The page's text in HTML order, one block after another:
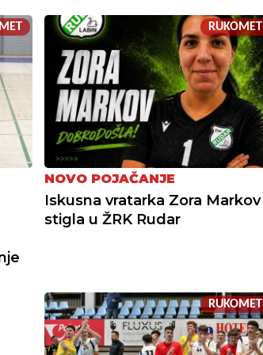
RUKOMET
NOVO POJAČANJE
Iskusna vratarka Zora Markov
stigla u ŽRK Rudar
RUKOMET